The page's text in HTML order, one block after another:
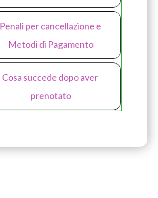
Penali per cancellazione e
Metodi di Pagamento
Cosa succede dopo aver
prenotato